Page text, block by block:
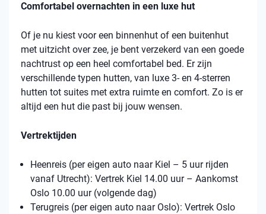
Comfortabel overnachten in een luxe hut
Of je nu kiest voor een binnenhut of een buitenhut
met uitzicht over zee, je bent verzekerd van een goede
nachtrust op een heel comfortabel bed. Er zijn
verschillende typen hutten, van luxe 3- en 4-sterren
hutten tot suites met extra ruimte en comfort. Zo is er
altijd een hut die past bij jouw wensen.
Vertrektijden
Heenreis (per eigen auto naar Kiel – 5 uur rijden
vanaf Utrecht): Vertrek Kiel 14.00 uur – Aankomst
Oslo 10.00 uur (volgende dag)
Terugreis (per eigen auto naar Oslo): Vertrek Oslo